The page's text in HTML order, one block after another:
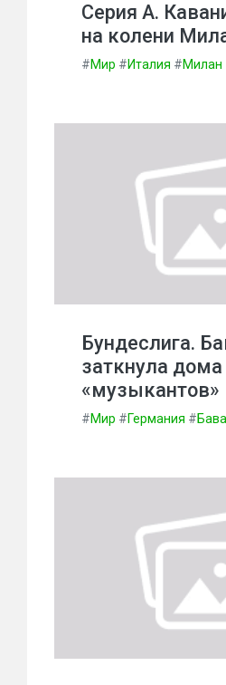
Серия А.
на колени
#Мир #Италия #Милан
Бундеслига.
заткнула дома
«музыкантов»
#Мир #Германия #